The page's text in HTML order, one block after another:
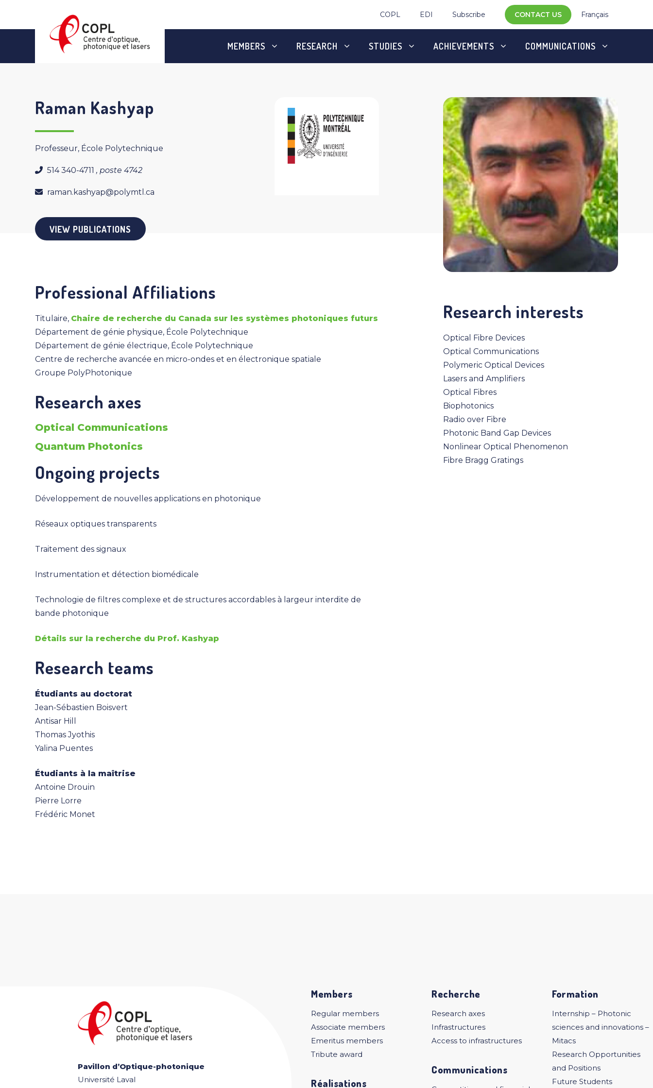
COPL EDI Subscribe CONTACT US Français
MEMBERS RESEARCH STUDIES ACHIEVEMENTS COMMUNICATIONS
Raman Kashyap
Professeur, École Polytechnique
514 340-4711 , poste 4742
raman.kashyap@polymtl.ca
VIEW PUBLICATIONS
Professional Affiliations
Titulaire, Chaire de recherche du Canada sur les systèmes photoniques futurs
Département de génie physique, École Polytechnique
Département de génie électrique, École Polytechnique
Centre de recherche avancée en micro-ondes et en électronique spatiale
Groupe PolyPhotonique
Research axes
Optical Communications
Quantum Photonics
Ongoing projects
Développement de nouvelles applications en photonique
Réseaux optiques transparents
Traitement des signaux
Instrumentation et détection biomédicale
Technologie de filtres complexe et de structures accordables à largeur interdite de
bande photonique
Détails sur la recherche du Prof. Kashyap
Research teams
Étudiants au doctorat
Jean-Sébastien Boisvert
Antisar Hill
Thomas Jyothis
Yalina Puentes
Étudiants à la maîtrise
Antoine Drouin
Pierre Lorre
Frédéric Monet
Research interests
Optical Fibre Devices
Optical Communications
Polymeric Optical Devices
Lasers and Amplifiers
Optical Fibres
Biophotonics
Radio over Fibre
Photonic Band Gap Devices
Nonlinear Optical Phenomenon
Fibre Bragg Gratings
Pavillon d’Optique-photonique
Université Laval
Members
Regular members
Associate members
Emeritus members
Tribute award
Réalisations
Recherche
Research axes
Infrastructures
Access to infrastructures
Communications
Formation
Internship – Photonic
sciences and innovations –
Mitacs
Research Opportunities
and Positions
Future Students